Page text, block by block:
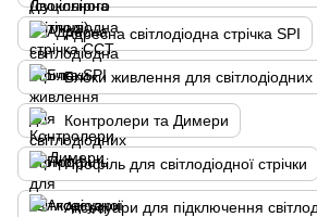
Адресна світлодіодна стрічка SPI
Блоки живлення для світлодіодних
Контролери та Димери
Профіль для світлодіодної стрічки
Аксесуари для підключення